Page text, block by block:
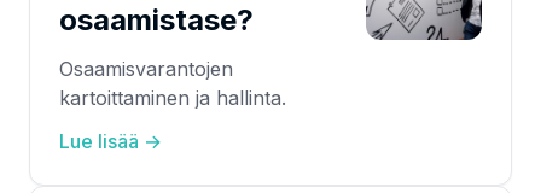
osaamistase?
Osaamisvarantojen
kartoittaminen ja hallinta.
Lue lisää →